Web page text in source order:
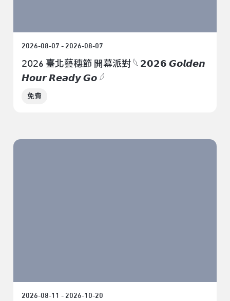
2026-08-07 - 2026-08-07
𝟤𝟢𝟤6 臺北藝穗節 開幕派對 𓆩 𝟮𝟬𝟮𝟲 𝙂𝙤𝙡𝙙𝙚𝙣
𝙃𝙤𝙪𝙧 𝙍𝙚𝙖𝙙𝙮 𝙂𝙤 𓆪
免費
2026-08-11 - 2026-10-20